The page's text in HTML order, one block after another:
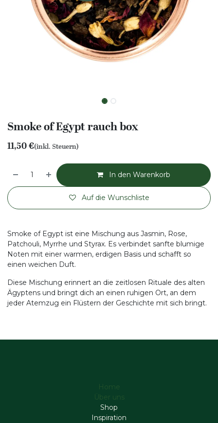
Smoke of Egypt rauch box
11,50€(inkl. Steuern)
In den Warenkorb
Auf die Wunschliste
Smoke of Egypt ist eine Mischung aus Jasmin, Rose,
Patchouli, Myrrhe und Styrax. Es verbindet sanfte blumige
Noten mit einer warmen, erdigen Basis und schafft so
einen weichen Duft.
Diese Mischung erinnert an die zeitlosen Rituale des alten
Ägyptens und bringt dich an einen ruhigen Ort, an dem
jeder Atemzug ein Flüstern der Geschichte mit sich bringt.
Home
Über uns
Shop
Inspiration